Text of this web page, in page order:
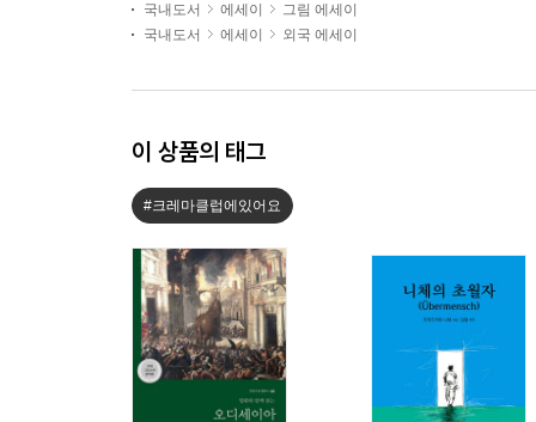
국내도서 에세이
그림 에세이
국내도서
에세이 외국 에세이
이 상품의 태그
#크레마클럽에있어요